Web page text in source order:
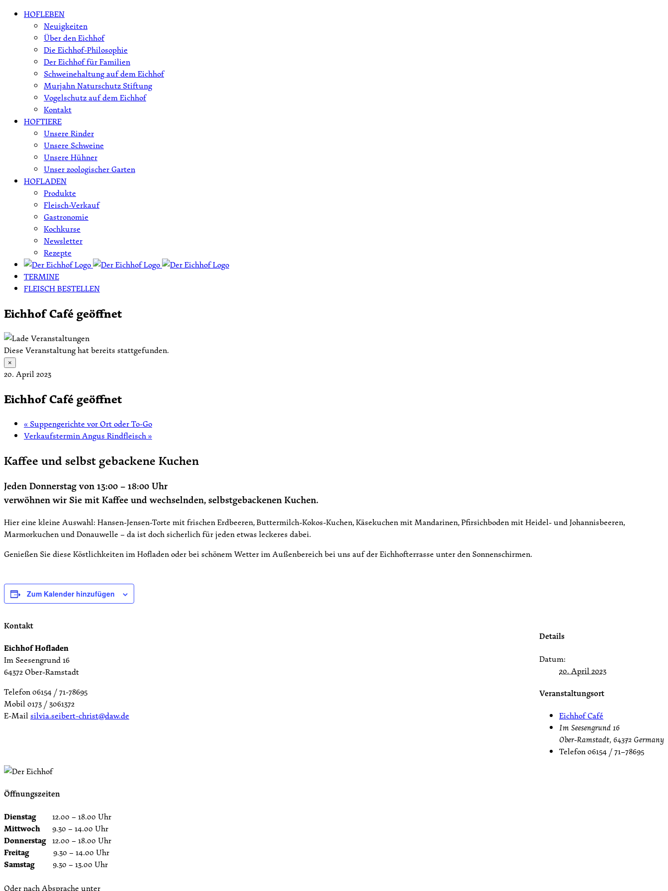
Skip HOFLEBEN
Neuigkeiten
Über den Eichhof
Die Eichhof-Philosophie
Der Eichhof für Familien
Schweinehaltung auf dem Eichhof
Murjahn Naturschutz Stiftung
Vogelschutz auf dem Eichhof
Kontakt
HOFTIERE
Unsere Rinder
Unsere Schweine
Unsere Hühner
Unser zoologischer Garten
HOFLADEN
Produkte
Fleisch-Verkauf
Gastronomie
Kochkurse
Newsletter
Rezepte
TERMINE
FLEISCH BESTELLEN
Eichhof Café geöffnet
Diese Veranstaltung hat bereits stattgefunden.
×
20. April 2023
Eichhof Café geöffnet
« Suppengerichte vor Ort oder To-Go
Verkaufstermin Angus Rindfleisch»
Kaffee und selbst gebackene Kuchen
Jeden Donnerstag von 13:00 – 18:00 Uhr
verwöhnen wir Sie mit Kaffee und wechselnden, selbstgebackenen Kuchen.
Hier eine kleine Auswahl: Hansen-Jensen-Torte mit frischen Erdbeeren, Buttermilch-Kokos-Kuchen, Käsekuchen mit Mandarinen, Pfirsichboden mit Heidel- und Johannisbeeren,
Marmorkuchen und Donauwelle – da ist doch sicherlich für jeden etwas leckeres dabei.
Genießen Sie diese Köstlichkeiten im Hofladen oder bei schönem Wetter im Außenbereich bei uns auf der Eichhofterrasse unter den Sonnenschirmen.
Zum Kalender hinzufügen
Details
Datum:
20. April 2023
Veranstaltungsort
Eichhof Café
Im Seesengrund 16
Ober-Ramstadt, 64372 Germany
Telefon06154 / 71–78695
Kontakt
Eichhof Hofladen
Im Seesengrund 16
64372 Ober-Ramstadt
Telefon 06154 / 71-78695
Mobil 0173 / 3061372
E-Mailsilvia.seibert-christ@daw.de
Öffnungszeiten
Dienstag 12.00 – 18.00 Uhr
Mittwoch 9.30 – 14.00 Uhr
Donnerstag 12.00 – 18.00 Uhr
Freitag 9.30 – 14.00 Uhr
Samstag 9.30 – 13.00 Uhr
Oder nach Absprache unter